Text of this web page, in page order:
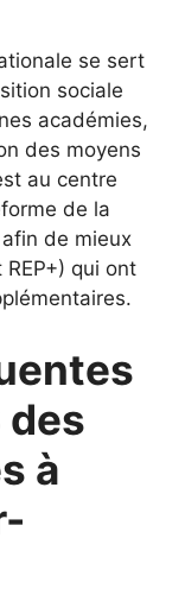
se sert
sociale
académies,
des moyens
au centre
de la
de mieux
qui ont
des
à